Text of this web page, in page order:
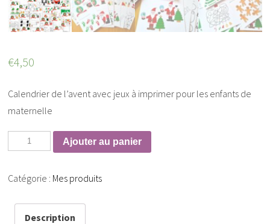
€4,50
Calendrier de l’avent avec jeux à imprimer pour les enfants de
maternelle
Ajouter au panier
Catégorie : Mes produits
Description